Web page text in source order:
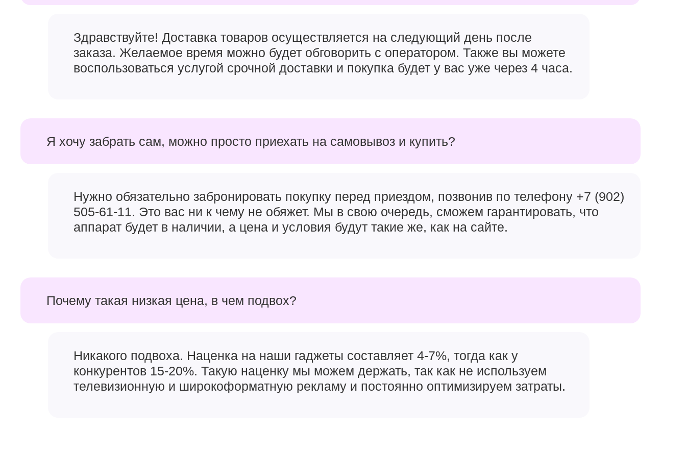
Здравствуйте! Доставка товаров осуществляется на следующий день после
заказа. Желаемое время можно будет обговорить с оператором. Также вы можете
воспользоваться услугой срочной доставки и покупка будет у вас уже через 4 часа.
Я хочу забрать сам, можно просто приехать на самовывоз и купить?
Нужно обязательно забронировать покупку перед приездом, позвонив по телефону +7 (902)
505-61-11. Это вас ни к чему не обяжет. Мы в свою очередь, сможем гарантировать, что
аппарат будет в наличии, а цена и условия будут такие же, как на сайте.
Почему такая низкая цена, в чем подвох?
Никакого подвоха. Наценка на наши гаджеты составляет 4-7%, тогда как у
конкурентов 15-20%. Такую наценку мы можем держать, так как не используем
телевизионную и широкоформатную рекламу и постоянно оптимизируем затраты.